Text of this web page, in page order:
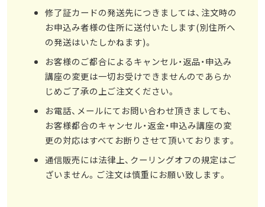
修了証カードの発送先につきましては、注文時の
お申込み者様の住所に送付いたします(別住所へ
の発送はいたしかねます)。
お客様のご都合によるキャンセル・返品・申込み
講座の変更は一切お受けできませんのであらか
じめご了承の上ご注文ください。
お電話、メールにてお問い合わせ頂きましても、
お客様都合のキャンセル・返金・申込み講座の変
更の対応はすべてお断りさせて頂いております。
通信販売には法律上、クーリングオフの規定はご
ざいません。ご注文は慎重にお願い致します。